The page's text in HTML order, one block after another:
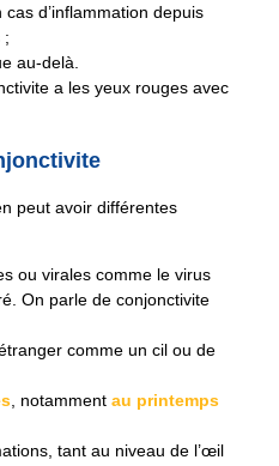
d’inflammation depuis
;
au-delà.
a les yeux rouges avec
peut avoir différentes
ou virales comme le virus
On parle de conjonctivite
comme un cil ou de
, notamment au printemps
tant au niveau de l’œil